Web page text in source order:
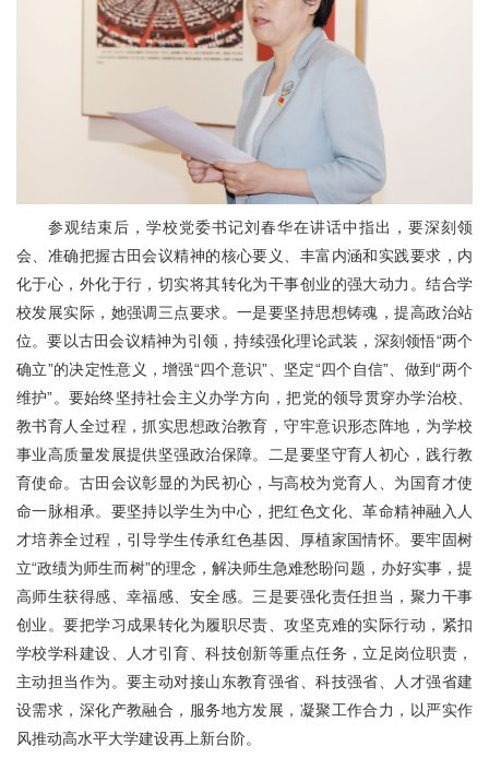
参观结束后，学校党委书记刘春华在讲话中指出，要深刻领
会、准确把握古田会议精神的核心要义、丰富内涵和实践要求，内
化于心，外化于行，切实将其转化为干事创业的强大动力。结合学
校发展实际，她强调三点要求。一是要坚持思想铸魂，提高政治站
位。要以古田会议精神为引领，持续强化理论武装，深刻领悟“两个
确立”的决定性意义，增强“四个意识”、坚定“四个自信”、做到“两个
维护”。要始终坚持社会主义办学方向，把党的领导贯穿办学治校、
教书育人全过程，抓实思想政治教育，守牢意识形态阵地，为学校
事业高质量发展提供坚强政治保障。二是要坚守育人初心，践行教
育使命。古田会议彰显的为民初心，与高校为党育人、为国育才使
命一脉相承。要坚持以学生为中心，把红色文化、革命精神融入人
才培养全过程，引导学生传承红色基因、厚植家国情怀。要牢固树
立“政绩为师生而树”的理念，解决师生急难愁盼问题，办好实事，提
高师生获得感、幸福感、安全感。三是要强化责任担当，聚力干事
创业。要把学习成果转化为履职尽责、攻坚克难的实际行动，紧扣
学校学科建设、人才引育、科技创新等重点任务，立足岗位职责，
主动担当作为。要主动对接山东教育强省、科技强省、人才强省建
设需求，深化产教融合，服务地方发展，凝聚工作合力，以严实作
风推动高水平大学建设再上新台阶。